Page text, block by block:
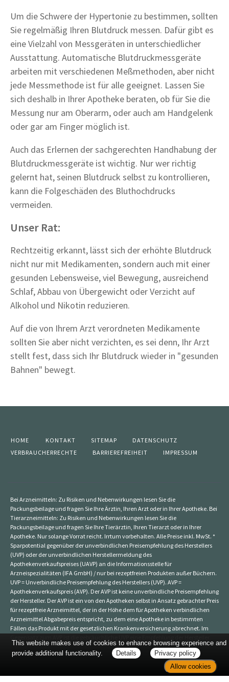
Um die Schwere der Hypertonie zu bestimmen, sollten
Sie regelmäßig Ihren Blutdruck messen. Dafür gibt es
eine Vielzahl von Messgeräten in unterschiedlicher
Ausstattung. Automatische Blutdruckmessgeräte
arbeiten mit verschiedenen Meßmethoden, aber nicht
jede Messmethode ist für alle geeignet. Lassen Sie
sich deshalb in Ihrer Apotheke beraten, ob für Sie die
Messung nur am Oberarm, oder auch am Handgelenk
oder gar am Finger möglich ist.
Auch das Erlernen der sachgerechten Handhabung der
Blutdruckmessgeräte ist wichtig. Nur wer richtig
gelernt hat, seinen Blutdruck selbst zu kontrollieren,
kann die Folgeschäden des Bluthochdrucks
vermeiden.
Unser Rat:
Rechtzeitig erkannt, lässt sich der erhöhte Blutdruck
nicht nur mit Medikamenten, sondern auch mit einer
gesunden Lebensweise, viel Bewegung, ausreichend
Schlaf, Abbau von Übergewicht oder Verzicht auf
Alkohol und Nikotin reduzieren.
Auf die von Ihrem Arzt verordneten Medikamente
sollten Sie aber nicht verzichten, es sei denn, Ihr Arzt
stellt fest, dass sich Ihr Blutdruck wieder in "gesunden
Bahnen" bewegt.
HOME KONTAKT SITEMAP
DATENSCHUTZ
VERBRAUCHERRECHTE
BARRIEREFREIHEIT IMPRESSUM
Bei Arzneimitteln: Zu Risiken und Nebenwirkungen lesen Sie die
Packungsbeilage und fragen Sie Ihre Ärztin, Ihren Arzt oder in Ihrer Apotheke. Bei
Tierarzneimitteln: Zu Risiken und Nebenwirkungen lesen Sie die
Packungsbeilage und fragen Sie Ihre Tierärztin, Ihren Tierarzt oder in Ihrer
Apotheke. Nur solange Vorrat reicht. Irrtum vorbehalten. Alle Preise inkl. MwSt. *
Sparpotential gegenüber der unverbindlichen Preisempfehlung des Herstellers
(UVP) oder der unverbindlichen Herstellermeldung des
Apothekenverkaufspreises (UAVP) an die Informationsstelle für
Arzneispezialitäten (IFA GmbH) / nur bei rezeptfreien Produkten außer Büchern.
UVP = Unverbindliche Preisempfehlung des Herstellers (UVP). AVP =
Apothekenverkaufspreis (AVP). Der AVP ist keine unverbindliche Preisempfehlung
der Hersteller. Der AVP ist ein von den Apotheken selbst in Ansatz gebrachter Preis
für rezeptfreie Arzneimittel, der in der Höhe dem für Apotheken verbindlichen
Arzneimittel Abgabepreis entspricht, zu dem eine Apotheke in bestimmten
Fällen das Produkt mit der gesetzlichen Krankenversicherung abrechnet. Im
This website makes use of cookies to enhance browsing experience and
provide additional functionality.
Details
Privacy policy
Allow cookies